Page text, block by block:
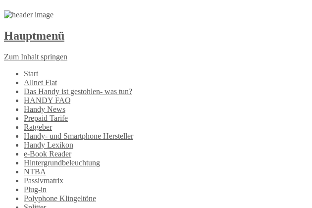
Hauptmenü
Zum Inhalt springen
Start
Allnet Flat
Das Handy ist gestohlen- was tun?
HANDY FAQ
Handy News
Prepaid Tarife
Ratgeber
Handy- und Smartphone Hersteller
Handy Lexikon
e-Book Reader
Hintergrundbeleuchtung
NTBA
Passivmatrix
Plug-in
Polyphone Klingeltöne